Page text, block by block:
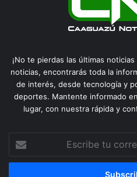
¡No te pierdas las últimas
noticias, encontrarás toda la
de interés, desde tecnología y
deportes. Mantente informado
lugar, con nuestra rápida y
correo